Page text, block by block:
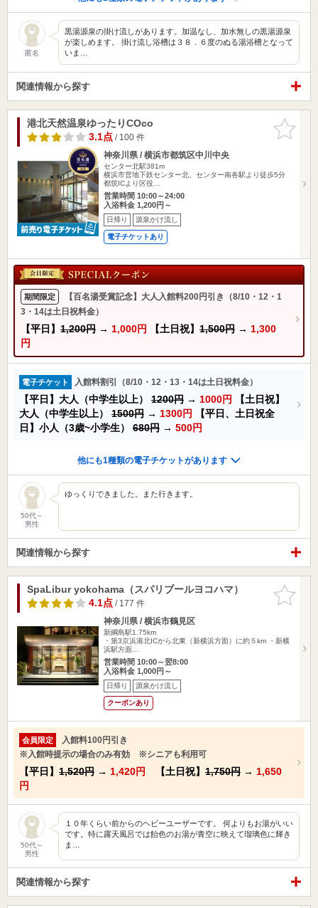
匿名
黒湯源泉の掛け流しがあります。加温なし、加水無しの黒湯源泉
が楽しめます。 掛け流し浴槽は３８．６度のぬる湯浴槽となって
いま…
関連情報から探す
お気に入
りに追加
港北天然温泉ゆったりCOco
3.1点/ 100 件
神奈川県 / 横浜市都筑区中川中央
センター北駅381m
横浜市営地下鉄センター北、センター南各駅より徒歩5分
都筑ICより区役…
営業時間 10:00～24:00
入浴料金 1,200円～
日帰り 源泉かけ流し
電子チケットあり
期間限定
【百名湯受賞記念】大人入館料200円引き（8/10・12・1
3・14は土日祝料金）
【平日】 1,200円 → 1,000円 【土日祝】 1,500円 → 1,300
円
電子チケット 入館料割引（8/10・12・13・14は土日祝料金）
【平日】大人（中学生以上） 1200円 → 1000円
【土日祝】
大人（中学生以上） 1500円 → 1300円
【平日、土日祝全
日】小人（3歳~小学生） 680円 → 500円
他にも1種類の電子チケットがあります
50代～
男性
ゆっくりできました。また行きます。
関連情報から探す
お気に入
りに追加
SpaLibur yokohama（スパリブールヨコハマ）
4.1点/ 177 件
神奈川県 / 横浜市鶴見区
新綱島駅1.75km
・第3京浜港北ICから北東（新横浜方面）に約５km ・新横
浜駅方面…
営業時間 10:00～翌8:00
入浴料金 1,000円～
日帰り 源泉かけ流し
クーポンあり
会員限定
入館料100円引き
※入館時提示の場合のみ有効 ※シニアも利用可
【平日】 1,520円 → 1,420円 【土日祝】 1,750円 → 1,650
円
50代～
男性
１０年くらい前からのヘビーユーザーです。 何よりもお湯がいい
です。特に露天風呂では飴色のお湯が青空に映えて瑠璃色に輝き
ま…
関連情報から探す